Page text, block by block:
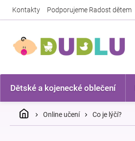
Kontakty Podporujeme Radost dětem
Dětské a kojenecké oblečení
DomůOnline učení Co je lýčí?